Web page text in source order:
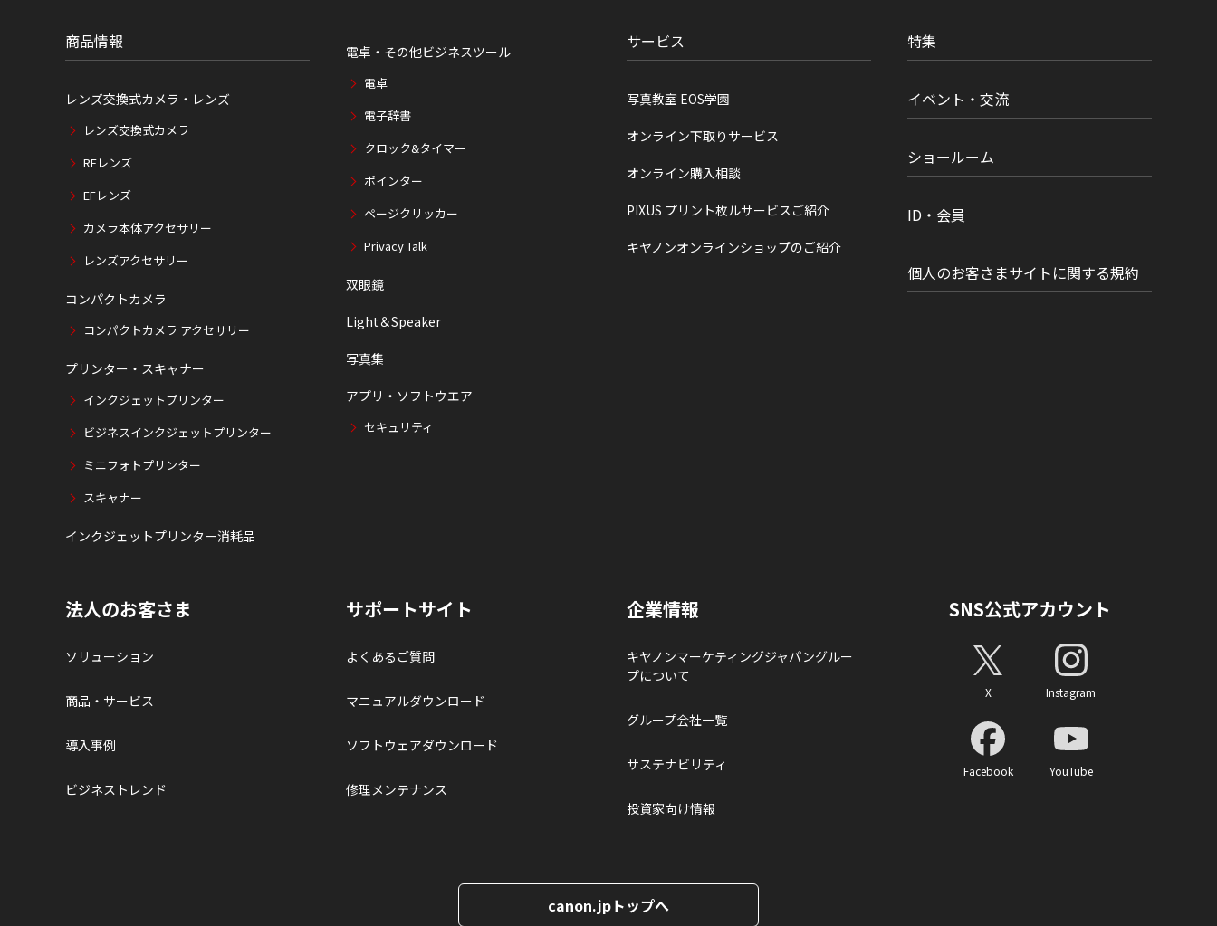
商品情報
レンズ交換式カメラ・レンズ
レンズ交換式カメラ
RFレンズ
EFレンズ
カメラ本体アクセサリー
レンズアクセサリー
コンパクトカメラ
コンパクトカメラ アクセサリー
プリンター・スキャナー
インクジェットプリンター
ビジネスインクジェットプリンター
ミニフォトプリンター
スキャナー
インクジェットプリンター消耗品
電卓・その他ビジネスツール
電卓
電子辞書
クロック&タイマー
ポインター
ページクリッカー
Privacy Talk
双眼鏡
Light＆Speaker
写真集
アプリ・ソフトウエア
セキュリティ
サービス
写真教室 EOS学園
オンライン下取りサービス
オンライン購入相談
PIXUS プリント枚ルサービスご紹介
キヤノンオンラインショップのご紹介
特集
イベント・交流
ショールーム
ID・会員
個人のお客さまサイトに関する規約
法人のお客さま
ソリューション
商品・サービス
導入事例
ビジネストレンド
サポートサイト
よくあるご質問
マニュアルダウンロード
ソフトウェアダウンロード
修理メンテナンス
企業情報
キヤノンマーケティングジャパングルー
プについて
グループ会社一覧
サステナビリティ
投資家向け情報
SNS公式アカウント
X Instagram
Facebook YouTube
canon.jpトップへ